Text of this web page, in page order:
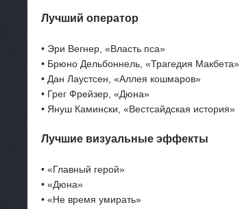
Лучший оператор
• Эри Вегнер, «Власть пса»
• Брюно Дельбоннель, «Трагедия Макбета»
• Дан Лаустсен, «Аллея кошмаров»
• Грег Фрейзер, «Дюна»
• Януш Камински, «Вестсайдская история»
Лучшие визуальные эффекты
• «Главный герой»
• «Дюна»
• «Не время умирать»